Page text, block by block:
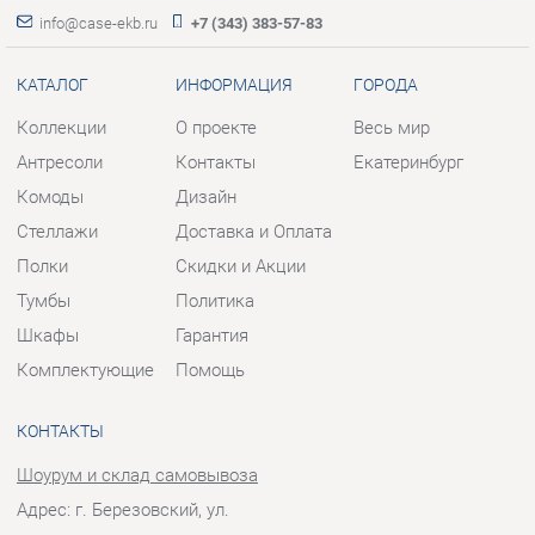
Комоды
Стеллажи
Полки
Тумбы
Шкафы
Дизайн
Доставка и Оплата
Скидки и Акции
Политика
Гарантия
КОНТАКТЫ
Адрес: г. Березовский, ул.
Ленина, 2
Телефон: +7 (343) 383-57-83
Отправить сообщение